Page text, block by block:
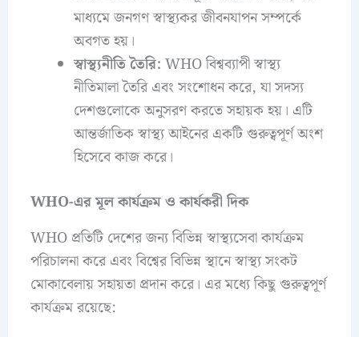
মাধ্যমে জনগণ স্বাস্থ্যকর জীবনযাপন সম্পর্কে
অবগত হয়।
স্বাস্থ্যনীতি তৈরি: WHO বিশ্বব্যাপী স্বাস্থ্য
নীতিমালা তৈরি এবং সংশোধন করে, যা সদস্য
দেশগুলোকে অনুসরণ করতে সহায়ক হয়। এটি
আন্তর্জাতিক স্বাস্থ্য আইনের একটি গুরুত্বপূর্ণ অংশ
হিসেবে কাজ করে।
WHO-এর মূল কার্যক্রম ও কার্যকরী দিক
WHO প্রতিটি দেশের জন্য বিভিন্ন স্বাস্থ্যসেবা কার্যক্রম
পরিচালনা করে এবং বিশ্বের বিভিন্ন স্থানে স্বাস্থ্য সংকট
মোকাবেলায় সহায়তা প্রদান করে। এর মধ্যে কিছু গুরুত্বপূর্ণ
কার্যক্রম রয়েছে: